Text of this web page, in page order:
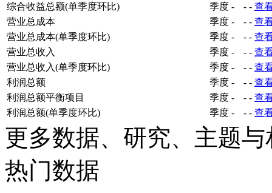
综合收益总额(单季度环比)
季度 - - - 查
营业总成本
季度 - - - 查
营业总成本(单季度环比)
季度 - - - 查
营业总收入
季度 - - - 查
营业总收入(单季度环比)
季度 - - - 查
利润总额
季度 - - - 查
利润总额平衡项目
季度 - - - 查
利润总额(单季度环比)
季度 - - - 查
更多数据、研究、主题
热门数据